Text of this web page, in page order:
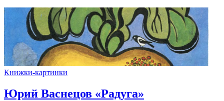
Книжки-картинки
Юрий Васнецов «Радуга»